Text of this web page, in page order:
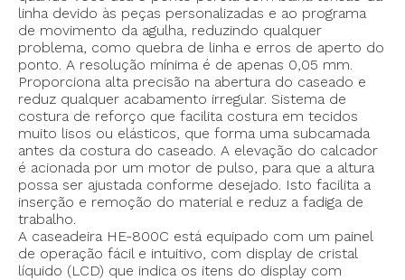
linha devido às peças personalizadas e ao programa
de movimento da agulha, reduzindo qualquer
problema, como quebra de linha e erros de aperto do
ponto. A resolução mínima é de apenas 0,05 mm.
Proporciona alta precisão na abertura do caseado e
reduz qualquer acabamento irregular. Sistema de
costura de reforço que facilita costura em tecidos
muito lisos ou elásticos, que forma uma subcamada
antes da costura do caseado. A elevação do calcador
é acionada por um motor de pulso, para que a altura
possa ser ajustada conforme desejado. Isto facilita a
inserção e remoção do material e reduz a fadiga de
trabalho.
A caseadeira HE-800C está equipado com um painel
de operação fácil e intuitivo, com display de cristal
líquido (LCD) que indica os itens do display com